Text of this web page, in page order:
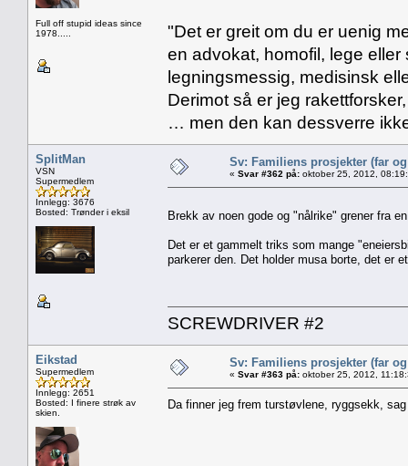
Full off stupid ideas since
1978.....
"Det er greit om du er uenig
en advokat, homofil, lege
legningsmessig, medisinsk
Derimot så er jeg
… men den kan dessverre
SplitMan
VSN
Supermedlem
Innlegg: 3676
Bosted: Trønder i eksil
Sv: Familiens prosjekter (far
« Svar #362 på: oktober 25, 2012,
Brekk av noen gode og "nålrike" grener fra
Det er et gammelt triks som mange
parkerer den. Det holder musa borte, det er
SCREWDRIVER #2
Eikstad
Supermedlem
Innlegg: 2651
Bosted: I finere strøk av
skien.
Sv: Familiens prosjekter (far
« Svar #363 på: oktober 25, 2012,
Da finner jeg frem turstøvlene, ryggsekk,